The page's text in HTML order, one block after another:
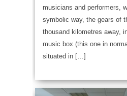
musicians and performers,
symbolic way, the gears of
thousand kilometres away,
music box (this one in
situated in […]